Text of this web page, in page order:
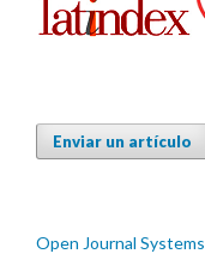
Enviar un artículo
Open Journal Systems